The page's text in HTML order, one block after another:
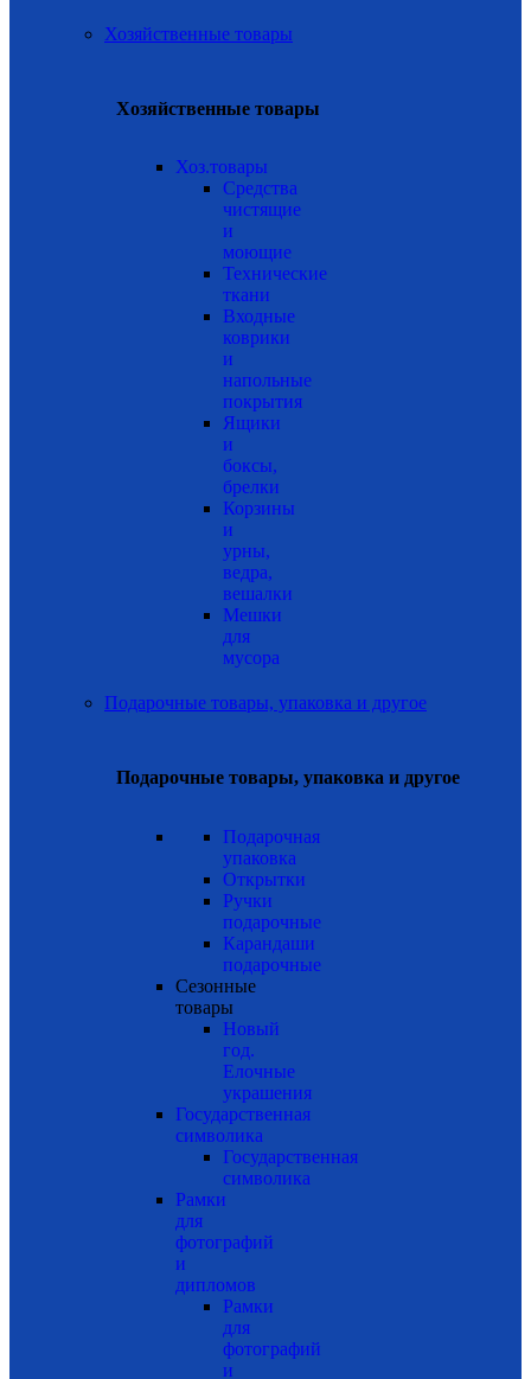
Хозяйственные товары
Хозяйственные товары
Хоз.товары
Средства
чистящие
и
моющие
Технические
ткани
Входные
коврики
и
напольные
покрытия
Ящики
и
боксы,
брелки
Корзины
и
урны,
ведра,
вешалки
Мешки
для
мусора
Подарочные товары, упаковка и другое
Подарочные товары, упаковка и другое
Подарочная
упаковка
Открытки
Ручки
подарочные
Карандаши
подарочные
Сезонные
товары
Новый
год.
Елочные
украшения
Государственная
символика
Государственная
символика
Рамки
для
фотографий
и
дипломов
Рамки
для
фотографий
и